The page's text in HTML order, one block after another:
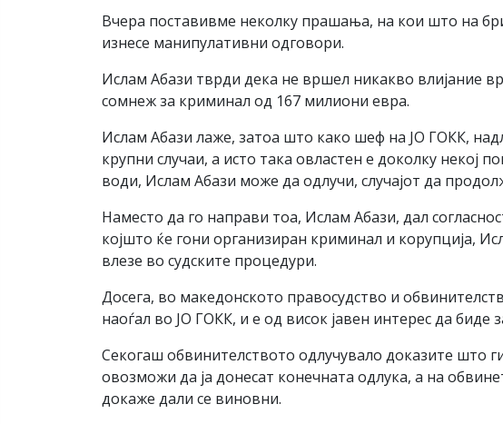
Вчера поставивме неколку прашања, на кои што на
изнесе манипулативни одговори.
Ислам Абази тврди дека не вршел никакво влијание
сомнеж за криминал од 167 милиони евра.
Ислам Абази лаже, затоа што како шеф на ЈО ГОКК,
крупни случаи, а исто така овластен е доколку некој
води, Ислам Абази може да одлучи, случајот да
Наместо да го направи тоа, Ислам Абази, дал
којшто ќе гони организиран криминал и корупција,
влезе во судските процедури.
Досега, во македонското правосудство и
наоѓал во ЈО ГОКК, и е од висок јавен интерес да биде
Секогаш обвинителството одлучувало доказите што
овозможи да ја донесат конечната одлука, а на
докаже дали се виновни.